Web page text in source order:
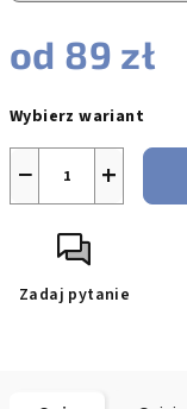
od 89 zł
jednostkowa:
Wybierz wariant
+
−
Zadaj pytanie